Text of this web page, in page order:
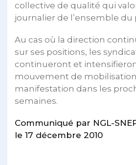
collective de qualité qui
journalier de l’ensemble du
Au cas où la direction
sur ses positions, les
continueront et
mouvement de
manifestation dans les
semaines.
Communiqué par NGL-
le 17 décembre 2010